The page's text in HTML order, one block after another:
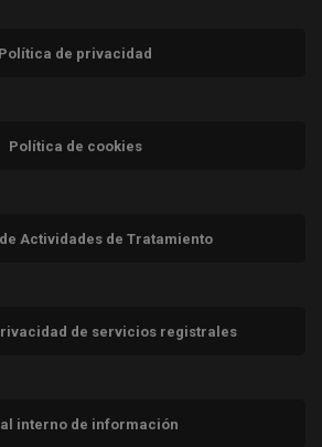
Política de privacidad
Política de cookies
Actividades de Tratamiento
de servicios registrales
interno de información